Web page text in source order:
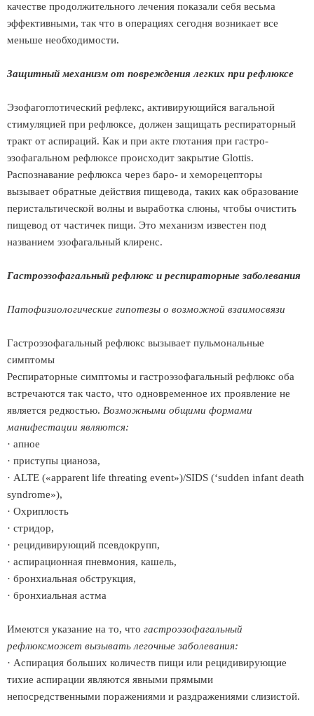
качестве продолжительного лечения показали себя весьма
эффективными, так что в операциях сегодня возникает все
меньше необходимости.
Защитный механизм от повреждения легких при рефлюксе
Эзофагоглотический рефлекс, активирующийся вагальной
стимуляцией при рефлюксе, должен защищать респираторный
тракт от аспираций. Как и при акте глотания при гастро-
эзофагальном рефлюксе происходит закрытие Glottis.
Распознавание рефлюкса через баро- и хеморецепторы
вызывает обратные действия пищевода, таких как образование
перистальтической волны и выработка слюны, чтобы очистить
пищевод от частичек пищи. Это механизм известен под
названием эзофагальный клиренс.
Гастроэзофагальный рефлюкс и респираторные заболевания
Патофизиологические гипотезы о возможной взаимосвязи
Гастроэзофагальный рефлюкс вызывает пульмональные
симптомы
Респираторные симптомы и гастроэзофагальный рефлюкс оба
встречаются так часто, что одновременное их проявление не
является редкостью. Возможными общими формами
манифестации являются:
· апное
· приступы цианоза,
· ALTE («apparent life threating event»)/SIDS (‘sudden infant death
syndrome»),
· Охриплость
· стридор,
· рецидивирующий псевдокрупп,
· аспирационная пневмония, кашель,
· бронхиальная обструкция,
· бронхиальная астма
Имеются указание на то, что гастроэзофагальный
рефлюксможет вызывать легочные заболевания:
· Аспирация больших количеств пищи или рецидивирующие
тихие аспирации являются явными прямыми
непосредственными поражениями и раздражениями слизистой.